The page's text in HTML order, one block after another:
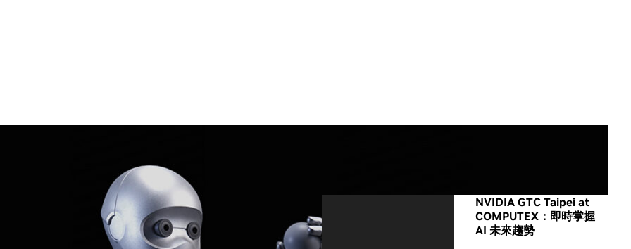
平台打造的開放式人形機器人參考設計，結合 Unitree
五指手、支援進階推理與控制的 NVIDIA Jetson Thor
、機器人模型評估和部署，可協助研究人員與開發人員加
NVIDIA GTC Taipei at
COMPUTEX：即時掌握
AI 未來趨勢